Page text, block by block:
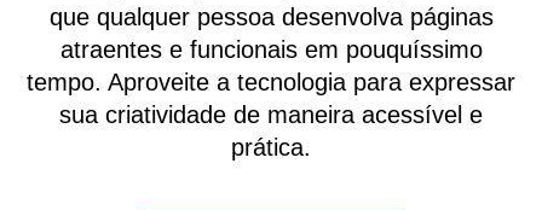
que qualquer pessoa desenvolva páginas
atraentes e funcionais em pouquíssimo
tempo. Aproveite a tecnologia para expressar
sua criatividade de maneira acessível e
prática.